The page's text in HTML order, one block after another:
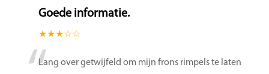
Goede informatie.
★★★☆☆
Lang over getwijfeld om mijn frons rimpels te laten